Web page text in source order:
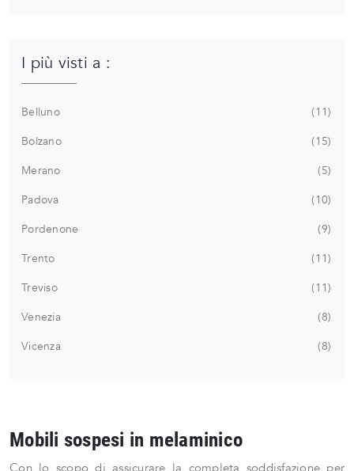
I più visti a :
Belluno
11
Bolzano
15
Merano
5
Padova
10
Pordenone
9
Trento
11
Treviso
11
Venezia
8
Vicenza
8
Mobili sospesi in melaminico